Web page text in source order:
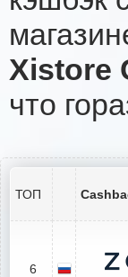
Xistore
что
ТОП
6